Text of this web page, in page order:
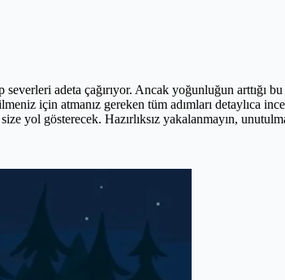
adeta çağırıyor. Ancak yoğunluğun arttığı
için atmanız gereken tüm adımları detaylıca
yol gösterecek. Hazırlıksız yakalanmayın,